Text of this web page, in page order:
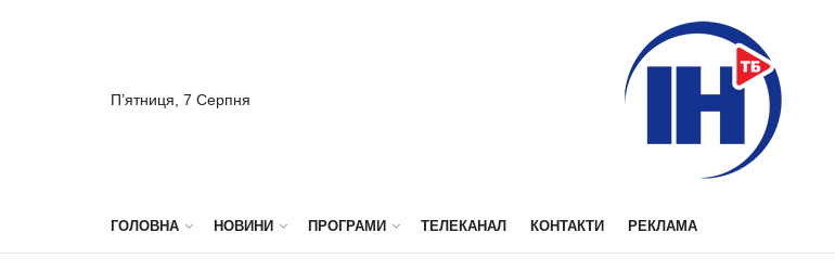
П’ятниця, 7 Серпня
ГОЛОВНА НОВИНИ ПРОГРАМИ ТЕЛЕКАНАЛ КОНТАКТИ РЕКЛАМА